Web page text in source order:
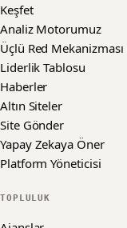
Keşfet
Analiz Motorumuz
Üçlü Red Mekanizması
Liderlik Tablosu
Haberler
Altın Siteler
Site Gönder
Yapay Zekaya Öner
Platform Yöneticisi
TOPLULUK